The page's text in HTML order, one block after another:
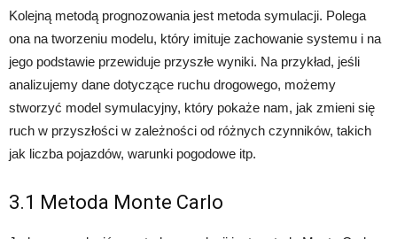
Kolejną metodą prognozowania jest metoda symulacji. Polega
ona na tworzeniu modelu, który imituje zachowanie systemu i na
jego podstawie przewiduje przyszłe wyniki. Na przykład, jeśli
analizujemy dane dotyczące ruchu drogowego, możemy
stworzyć model symulacyjny, który pokaże nam, jak zmieni się
ruch w przyszłości w zależności od różnych czynników, takich
jak liczba pojazdów, warunki pogodowe itp.
3.1 Metoda Monte Carlo